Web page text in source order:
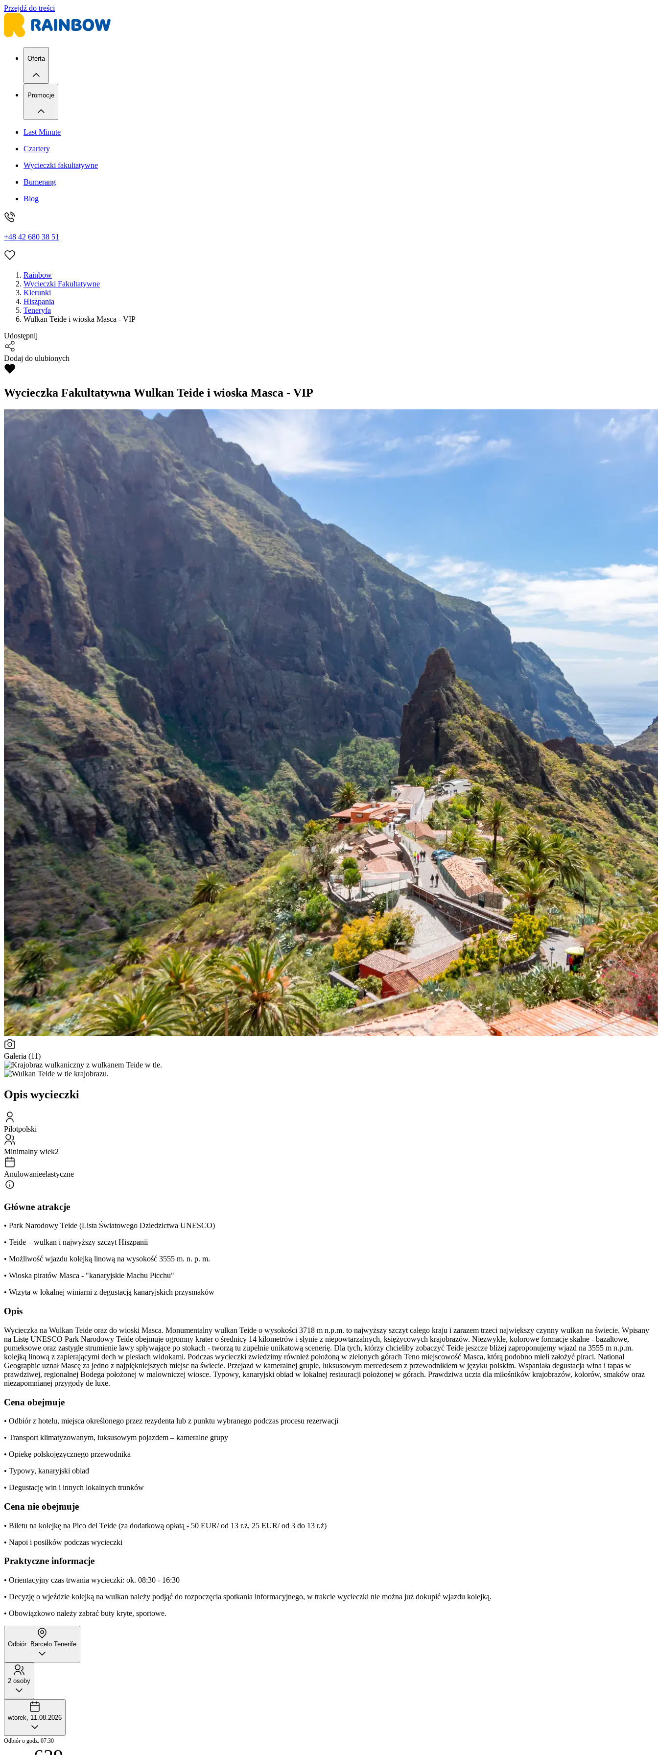
Przejdź do treści
Oferta
Promocje
Last Minute
Czartery
Wycieczki fakultatywne
Bumerang
Blog
+48 42 680 38 51
Rainbow
Wycieczki Fakultatywne
Kierunki
Hiszpania
Teneryfa
Wulkan Teide i wioska Masca - VIP
Udostępnij
Dodaj do ulubionych
Wycieczka Fakultatywna Wulkan Teide i wioska Masca - VIP
Galeria (11)
Opis wycieczki
Pilotpolski
Minimalny wiek2
Anulowanieelastyczne
Główne atrakcje
• Park Narodowy Teide (Lista Światowego Dziedzictwa UNESCO)
• Teide – wulkan i najwyższy szczyt Hiszpanii
• Możliwość wjazdu kolejką linową na wysokość 3555 m. n. p. m.
• Wioska piratów Masca - "kanaryjskie Machu Picchu"
• Wizyta w lokalnej winiarni z degustacją kanaryjskich przysmaków
Opis
Wycieczka na Wulkan Teide oraz do wioski Masca. Monumentalny wulkan Teide o wysokości 3718 m n.p.m. to najwyższy szczyt całego kraju i zarazem trzeci największy czynny wulkan na świecie. Wpisany
na Listę UNESCO Park Narodowy Teide obejmuje ogromny krater o średnicy 14 kilometrów i słynie z niepowtarzalnych, księżycowych krajobrazów. Niezwykłe, kolorowe formacje skalne - bazaltowe,
pumeksowe oraz zastygłe strumienie lawy spływające po stokach - tworzą tu zupełnie unikatową scenerię. Dla tych, którzy chcieliby zobaczyć Teide jeszcze bliżej zaproponujemy wjazd na 3555 m n.p.m.
kolejką linową z zapierającymi dech w piesiach widokami. Podczas wycieczki zwiedzimy również położoną w zielonych górach Teno miejscowość Masca, którą podobno mieli założyć piraci. National
Geographic uznał Mascę za jedno z najpiękniejszych miejsc na świecie. Przejazd w kameralnej grupie, luksusowym mercedesem z przewodnikiem w języku polskim. Wspaniała degustacja wina i tapas w
prawdziwej, regionalnej Bodega położonej w malowniczej wiosce. Typowy, kanaryjski obiad w lokalnej restauracji położonej w górach. Prawdziwa uczta dla miłośników krajobrazów, kolorów, smaków oraz
niezapomnianej przygody de luxe.
Cena obejmuje
• Odbiór z hotelu, miejsca określonego przez rezydenta lub z punktu wybranego podczas procesu rezerwacji
• Transport klimatyzowanym, luksusowym pojazdem – kameralne grupy
• Opiekę polskojęzycznego przewodnika
• Typowy, kanaryjski obiad
• Degustację win i innych lokalnych trunków
Cena nie obejmuje
• Biletu na kolejkę na Pico del Teide (za dodatkową opłatą - 50 EUR/ od 13 r.ż, 25 EUR/ od 3 do 13 r.ż)
• Napoi i posiłków podczas wycieczki
Praktyczne informacje
• Orientacyjny czas trwania wycieczki: ok. 08:30 - 16:30
• Decyzję o wjeździe kolejką na wulkan należy podjąć do rozpoczęcia spotkania informacyjnego, w trakcie wycieczki nie można już dokupić wjazdu kolejką.
• Obowiązkowo należy zabrać buty kryte, sportowe.
Odbiór: Barcelo Tenerife
2 osoby
wtorek, 11.08.2026
Odbiór o godz. 07:30